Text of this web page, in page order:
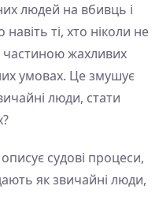
людей на вбивць і
ті, хто ніколи не
частиною жахливих
умовах. Це змушує
люди, стати
судові процеси,
як звичайні люди,